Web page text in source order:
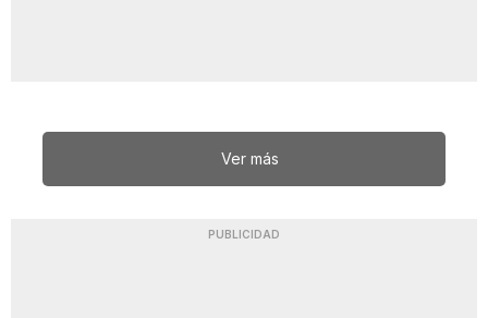
Ver más
PUBLICIDAD